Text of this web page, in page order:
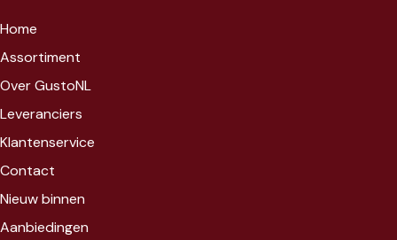
Home
Assortiment
Over GustoNL
Leveranciers
Klantenservice
Contact
Nieuw binnen
Aanbiedingen